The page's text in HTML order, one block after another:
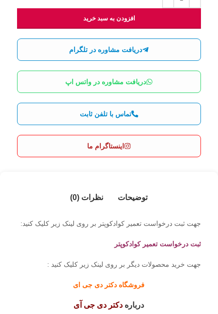
افزودن به سبد خرید
دریافت مشاوره در تلگرام
دریافت مشاوره در واتس اپ
تماس با تلفن ثابت
اینستاگرام ما
توضیحات نظرات (0)
جهت ثبت درخواست تعمیر کوادکوپتر بر روی لینک زیر کلیک کنید:
ثبت درخواست تعمیر کوادکوپتر
جهت خرید محصولات دیگر بر روی لینک زیر کلیک کنید :
فروشگاه دکتر دی جی ای
درباره دکتر دی جی آی